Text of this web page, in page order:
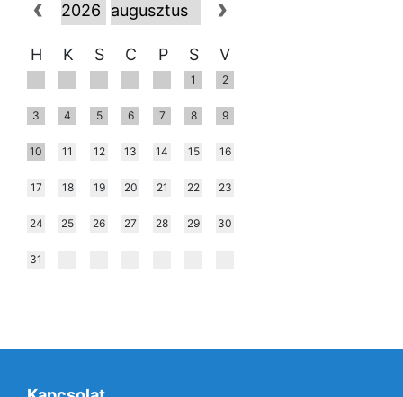
H K S C P S V
1 2
3 4 5 6 7 8 9
10 11 12 13 14 15 16
17 18 19 20 21 22 23
24 25 26 27 28 29 30
31